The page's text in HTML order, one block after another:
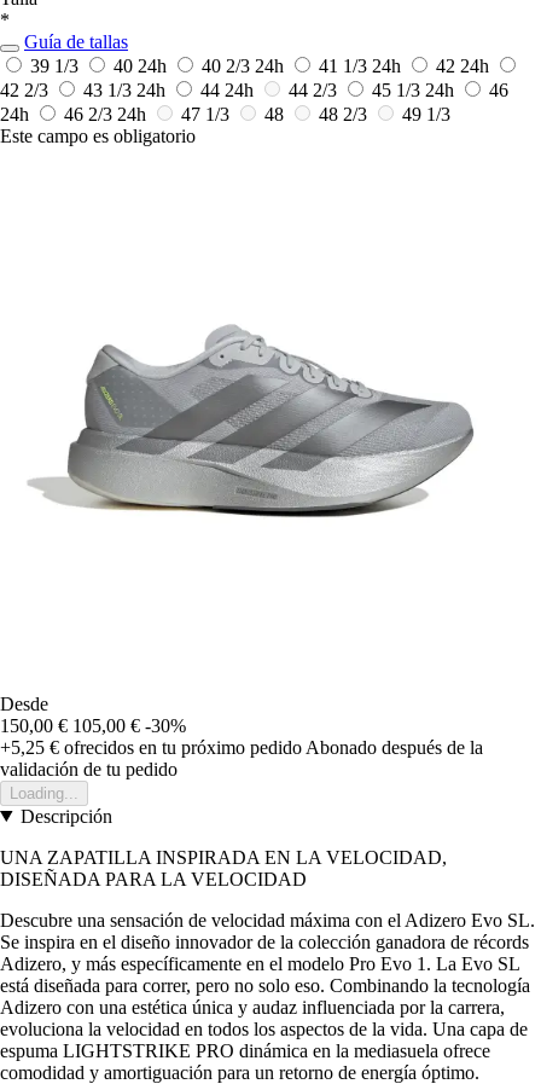
*
Guía de tallas
39 1/3
40 24h 40 2/3 24h 41 1/3 24h 42 24h
42 2/3
43 1/3 24h 44 24h 44 2/3 45 1/3 24h
46
24h
46 2/3 24h 47 1/3 48 48 2/3
49 1/3
Este campo es obligatorio
Desde
150,00 € 105,00 € -30%
+5,25 € ofrecidos en tu próximo pedido Abonado después de la
validación de tu pedido
Loading...
Descripción
UNA ZAPATILLA INSPIRADA EN LA VELOCIDAD,
DISEÑADA PARA LA VELOCIDAD
Descubre una sensación de velocidad máxima con el Adizero Evo SL.
Se inspira en el diseño innovador de la colección ganadora de récords
Adizero, y más específicamente en el modelo Pro Evo 1. La Evo SL
está diseñada para correr, pero no solo eso. Combinando la tecnología
Adizero con una estética única y audaz influenciada por la carrera,
evoluciona la velocidad en todos los aspectos de la vida. Una capa de
espuma LIGHTSTRIKE PRO dinámica en la mediasuela ofrece
comodidad y amortiguación para un retorno de energía óptimo.